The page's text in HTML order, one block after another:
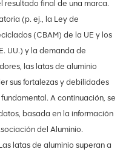
resultado final de una marca.
(p. ej., la Ley de
(CBAM) de la UE y los
UU.) y la demanda de
las latas de aluminio
sus fortalezas y debilidades
A continuación, se
basada en la información
del Aluminio.
latas de aluminio superan a